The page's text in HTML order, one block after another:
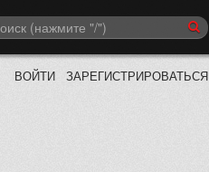
ВОЙТИ ЗАРЕГИСТРИРОВАТЬСЯ